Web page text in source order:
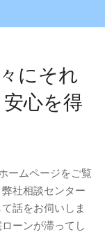
にそれ
心を得
ームページをご覧
社相談センター
話をお伺いしま
ーンが滞ってし